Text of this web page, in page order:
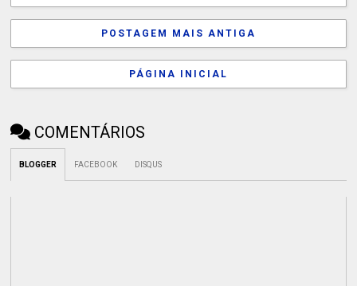
POSTAGEM MAIS ANTIGA
PÁGINA INICIAL
COMENTÁRIOS
BLOGGER FACEBOOK DISQUS